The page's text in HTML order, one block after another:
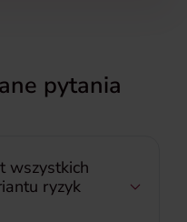
pytania
wszystkich
ryzyk